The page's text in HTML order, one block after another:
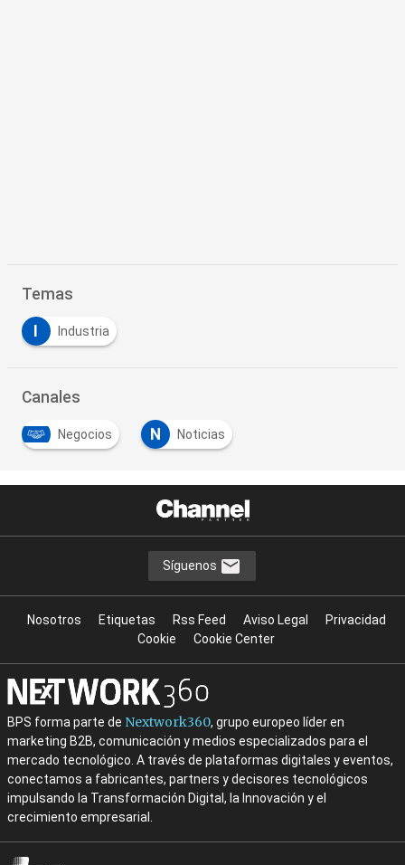
Temas
Industria
Canales
Negocios N Noticias
Síguenos
Nosotros Etiquetas Rss Feed Aviso Legal
Privacidad
Cookie
Cookie Center
BPS forma parte de Nextwork360, grupo europeo líder en
marketing B2B, comunicación y medios especializados para el
mercado tecnológico. A través de plataformas digitales y eventos,
conectamos a fabricantes, partners y decisores tecnológicos
impulsando la Transformación Digital, la Innovación y el
crecimiento empresarial.